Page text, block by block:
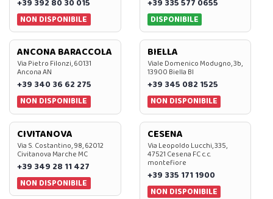
+39 392 80 30 015
NON DISPONIBILE
+39 335 577 0655
DISPONIBILE
ANCONA BARACCOLA
Via Pietro Filonzi, 60131
Ancona AN
+39 340 36 62 275
NON DISPONIBILE
BIELLA
Viale Domenico Modugno, 3b,
13900 Biella BI
+39 345 082 1525
NON DISPONIBILE
CIVITANOVA
Via S. Costantino, 98, 62012
Civitanova Marche MC
+39 349 28 11 427
NON DISPONIBILE
CESENA
Via Leopoldo Lucchi, 335,
47521 Cesena FC c.c.
montefiore
+39 335 171 1900
NON DISPONIBILE